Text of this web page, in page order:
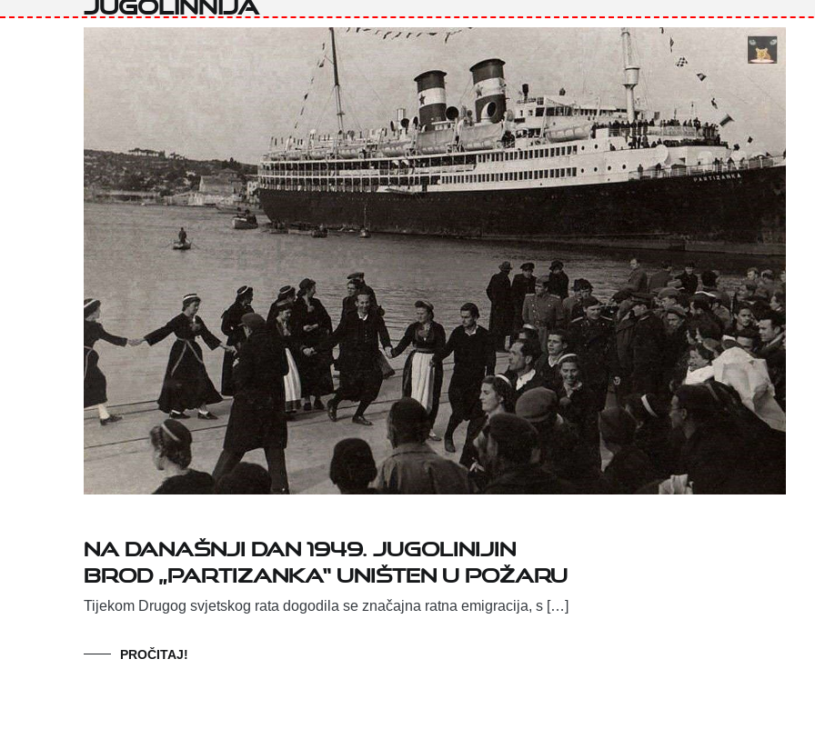
Na današnji dan 1949. Jugolinijin
brod „Partizanka“ uništen u požaru
Tijekom Drugog svjetskog rata dogodila se značajna ratna emigracija, s […]
PROČITAJ!